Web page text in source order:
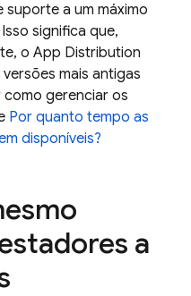
suporte a um máximo
significa que,
o App Distribution
mais antigas
como gerenciar os
Por quanto tempo as
disponíveis?
a